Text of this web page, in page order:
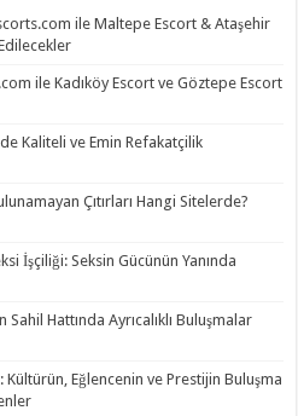
ile Maltepe Escort & Ataşehir
ile Kadıköy Escort ve Göztepe Escort
Kaliteli ve Emin Refakatçilik
Çıtırları Hangi Sitelerde?
İşçiliği: Seksin Gücünün Yanında
Sahil Hattında Ayrıcalıklı Buluşmalar
Kültürün, Eğlencenin ve Prestijin Buluşma